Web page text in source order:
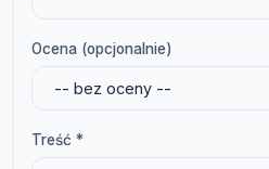
Ocena (opcjonalnie)
Treść *